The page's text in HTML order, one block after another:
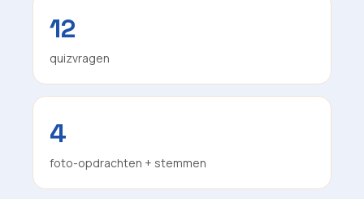
12
quizvragen
4
foto-opdrachten + stemmen